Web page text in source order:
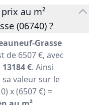
au m²
(06740) ?
Grasse
de 6507 €, avec
€. Ainsi
valeur sur le
x (6507 €) =